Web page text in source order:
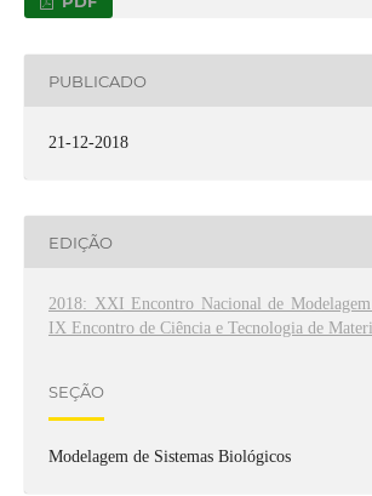
PUBLICADO
21-12-2018
EDIÇÃO
2018: XXI Encontro Nacional de
IX Encontro de Ciência e Tecnologia de
SEÇÃO
Modelagem de Sistemas Biológicos